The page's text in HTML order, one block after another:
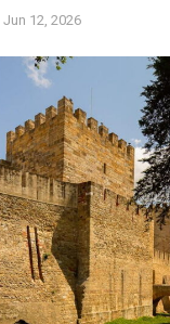
Jun 12, 2026